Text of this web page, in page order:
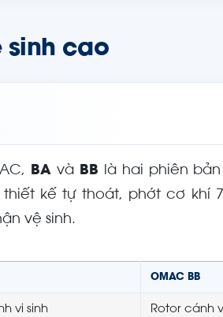
sinh cao
BA và BB là hai phiên
kế tự thoát, phớt cơ khí
vệ sinh.
OMAC BB
vi sinh Rotor cánh